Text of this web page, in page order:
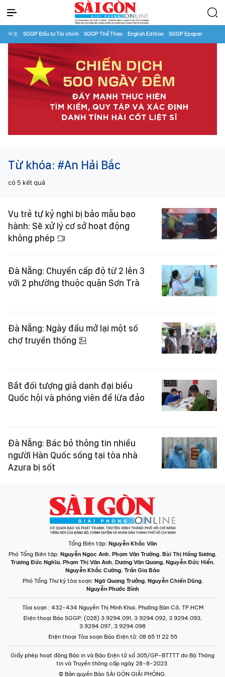
中文 SGGP Đầu tư Tài chính SGGP Thể Thao English Edition SGGP Epaper
Từ khóa: #An Hải Bắc
có 5 kết quả
Vụ trẻ tự kỷ nghi bị bảo mẫu bạo
hành: Sẽ xử lý cơ sở hoạt động
không phép
Đà Nẵng: Chuyển cấp độ từ 2 lên 3
với 2 phường thuộc quận Sơn Trà
Đà Nẵng: Ngày đầu mở lại một số
chợ truyền thống
Bắt đối tượng giả danh đại biểu
Quốc hội và phóng viên để lừa đảo
Đà Nẵng: Bác bỏ thông tin nhiều
người Hàn Quốc sống tại tòa nhà
Azura bị sốt
Tổng Biên tập: Nguyễn Khắc Văn
Phó Tổng Biên tập: Nguyễn Ngọc Anh, Phạm Văn Trường, Bùi Thị Hồng Sương,
Trương Đức Nghĩa, Phạm Thị Vân Anh, Dương Văn Quang, Nguyễn Đức Hiển,
Nguyễn Khắc Cường, Trần Gia Bảo
Phó Tổng Thư ký tòa soạn: Ngô Quang Trưởng, Nguyễn Chiến Dũng,
Nguyễn Phước Bình
Tòa soạn : 432-434 Nguyễn Thị Minh Khai, Phường Bàn Cờ, TP.HCM
Điện thoại Báo SGGP: (028) 3.9294.091, 3.9294.092, 3.9294.093,
3.9294.097, 3.9294.098
Điện thoại Tòa soạn Báo Điện tử: 08 65 11 22 55
Giấy phép hoạt động Báo in và Báo Điện tử số 305/GP-BTTTT do Bộ Thông
tin và Truyền thông cấp ngày 28-8-2023.
© Bản quyền Báo SÀI GÒN GIẢI PHÓNG.